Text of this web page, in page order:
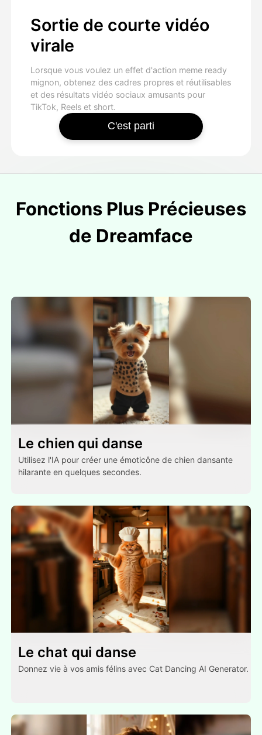
Sortie de courte vidéo
virale
Lorsque vous voulez un effet d'action meme ready
mignon, obtenez des cadres propres et réutilisables
et des résultats vidéo sociaux amusants pour
TikTok, Reels et short.
C'est parti
Fonctions Plus Précieuses
de Dreamface
Le chien qui danse
Utilisez l'IA pour créer une émoticône de chien dansante
hilarante en quelques secondes.
Le chat qui danse
Donnez vie à vos amis félins avec Cat Dancing AI Generator.